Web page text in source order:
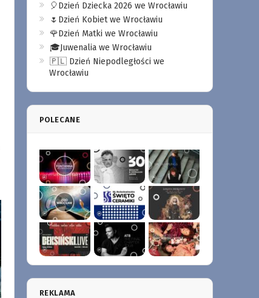
🎈Dzień Dziecka 2026 we Wrocławiu
🌷Dzień Kobiet we Wrocławiu
🌹Dzień Matki we Wrocławiu
🎓Juwenalia we Wrocławiu
🇵🇱 Dzień Niepodległości we
Wrocławiu
POLECANE
REKLAMA